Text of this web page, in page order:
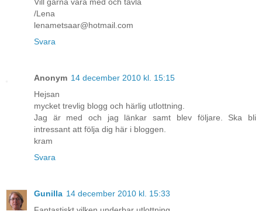
/Lena
lenametsaar@hotmail.com
Svara
Anonym 14 december 2010 kl. 15:15
Hejsan
mycket trevlig blogg och härlig utlottning.
Jag är med och jag länkar samt blev följare. Ska bli
intressant att följa dig här i bloggen.
kram
Svara
Gunilla 14 december 2010 kl. 15:33